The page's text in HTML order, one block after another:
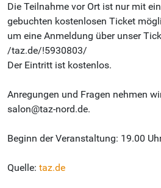
Die Teilnahme vor Ort ist nur mit
gebuchten kostenlosen Ticket
um eine Anmeldung über unser
/taz.de/!5930803/
Der Eintritt ist kostenlos.
Anregungen und Fragen nehmen
salon@taz-nord.de.
Beginn der Veranstaltung: 19.00
Quelle: taz.de